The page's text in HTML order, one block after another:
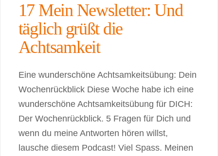
17 Mein Newsletter: Und
täglich grüßt die
Achtsamkeit
Eine wunderschöne Achtsamkeitsübung: Dein
Wochenrückblick Diese Woche habe ich eine
wunderschöne Achtsamkeitsübung für DICH:
Der Wochenrückblick. 5 Fragen für Dich und
wenn du meine Antworten hören willst,
lausche diesem Podcast! Viel Spass. Meinen